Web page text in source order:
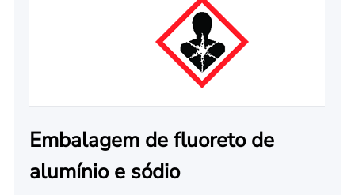
Embalagem de fluoreto de
alumínio e sódio